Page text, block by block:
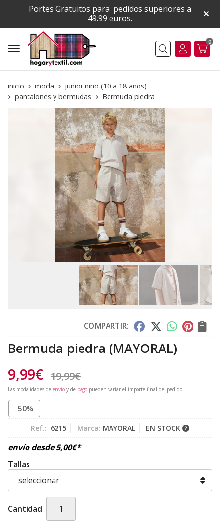
Portes Gratuitos para pedidos superiores a
49.99 euros.
Buscar
0
inicio moda
junior niño (10 a 18 años)
pantalones y bermudas
Bermuda piedra
COMPARTIR:
Bermuda piedra (MAYORAL)
9,99€ 19,99€
Las modalidades de envío y de pago pueden variar el importe final del pedido.
-50%
Ref.: 6215 Marca: MAYORAL EN STOCK
envío desde5,00€*
Tallas
Cantidad